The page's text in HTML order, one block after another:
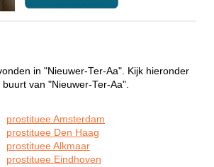
in "Nieuwer-Ter-Aa". Kijk hieronder
van "Nieuwer-Ter-Aa".
prostituee Amsterdam
prostituee Den Haag
prostituee Alkmaar
prostituee Eindhoven